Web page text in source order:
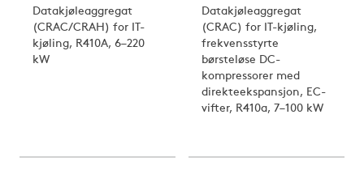
Datakjøleaggregat
(CRAC/CRAH) for IT-
kjøling, R410A, 6–220
kW
Datakjøleaggregat
(CRAC) for IT-kjøling,
frekvensstyrte
børsteløse DC-
kompressorer med
direkteekspansjon, EC-
vifter, R410a, 7–100 kW